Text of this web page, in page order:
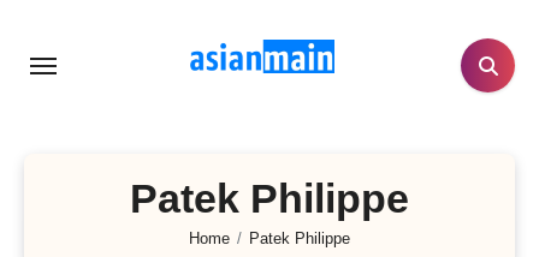
Patek Philippe
Home Patek Philippe